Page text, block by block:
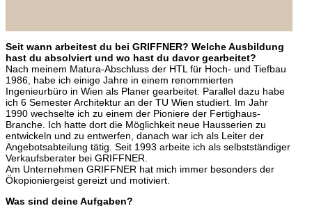
Seit wann arbeitest du bei GRIFFNER? Welche Ausbildung
hast du absolviert und wo hast du davor gearbeitet?
Nach meinem Matura-Abschluss der HTL für Hoch- und Tiefbau
1986, habe ich einige Jahre in einem renommierten
Ingenieurbüro in Wien als Planer gearbeitet. Parallel dazu habe
ich 6 Semester Architektur an der TU Wien studiert. Im Jahr
1990 wechselte ich zu einem der Pioniere der Fertighaus-
Branche. Ich hatte dort die Möglichkeit neue Hausserien zu
entwickeln und zu entwerfen, danach war ich als Leiter der
Angebotsabteilung tätig. Seit 1993 arbeite ich als selbstständiger
Verkaufsberater bei GRIFFNER.
Am Unternehmen GRIFFNER hat mich immer besonders der
Ökopioniergeist gereizt und motiviert.
Was sind deine Aufgaben?